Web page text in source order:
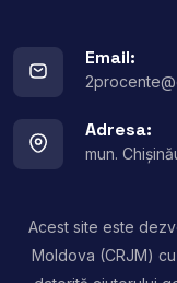
Email:
Adresa:
mun.
Acest site este
Moldova (CRJM)